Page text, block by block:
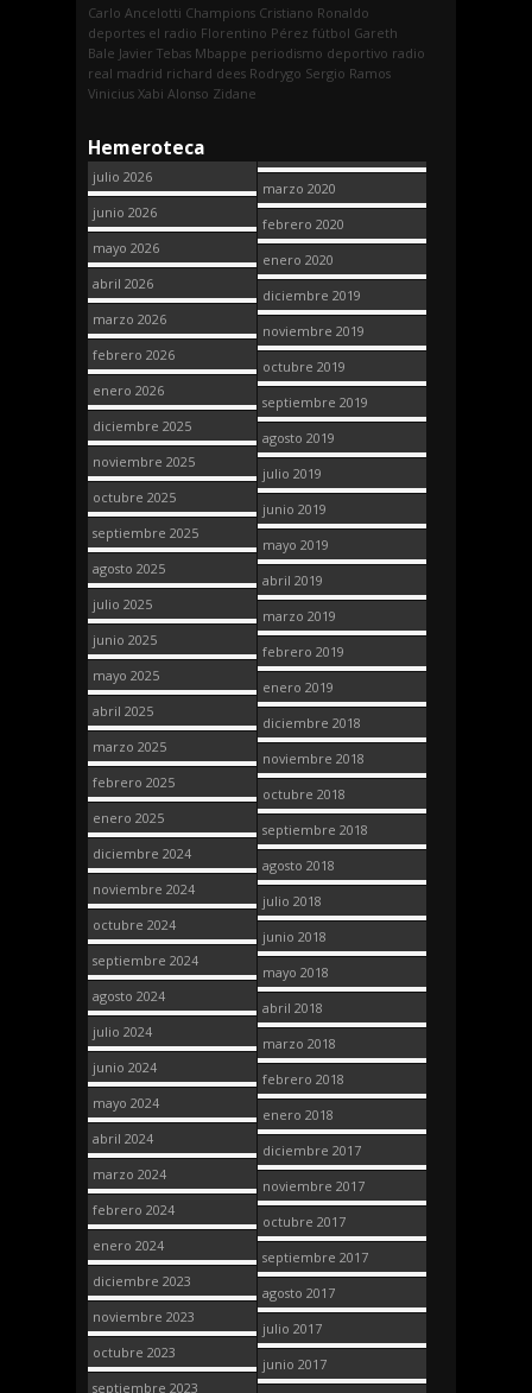
Carlo Ancelotti Champions Cristiano Ronaldo
deportes el radio Florentino Pérez fútbol Gareth
Bale Javier Tebas Mbappe periodismo deportivo radio
real madrid richard dees Rodrygo Sergio Ramos
Vinicius Xabi Alonso Zidane
Hemeroteca
julio 2026
junio 2026
mayo 2026
abril 2026
marzo 2026
febrero 2026
enero 2026
diciembre 2025
noviembre 2025
octubre 2025
septiembre 2025
agosto 2025
julio 2025
junio 2025
mayo 2025
abril 2025
marzo 2025
febrero 2025
enero 2025
diciembre 2024
noviembre 2024
octubre 2024
septiembre 2024
agosto 2024
julio 2024
junio 2024
mayo 2024
abril 2024
marzo 2024
febrero 2024
enero 2024
diciembre 2023
noviembre 2023
octubre 2023
septiembre 2023
marzo 2020
febrero 2020
enero 2020
diciembre 2019
noviembre 2019
octubre 2019
septiembre 2019
agosto 2019
julio 2019
junio 2019
mayo 2019
abril 2019
marzo 2019
febrero 2019
enero 2019
diciembre 2018
noviembre 2018
octubre 2018
septiembre 2018
agosto 2018
julio 2018
junio 2018
mayo 2018
abril 2018
marzo 2018
febrero 2018
enero 2018
diciembre 2017
noviembre 2017
octubre 2017
septiembre 2017
agosto 2017
julio 2017
junio 2017